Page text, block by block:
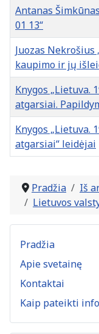
Pavadinimas
Antanas
01 13“
Juozas
kaupimo ir jų
Knygos „Lietuva.
atgarsiai.
Knygos „Lietuva.
atgarsiai“ leidėjai
Pradžia
Iš
Lietuvos
Pradžia
Apie svetainę
Kontaktai
Kaip pateikti